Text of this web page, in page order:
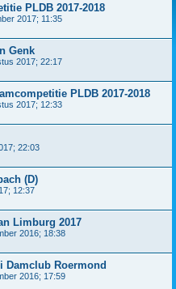
PLDB 2017-2018
2017; 11:35
Genk
2017; 22:17
PLDB 2017-2018
2017; 12:33
22:03
(D)
12:37
Limburg 2017
2016; 18:38
Damclub Roermond
2016; 17:59